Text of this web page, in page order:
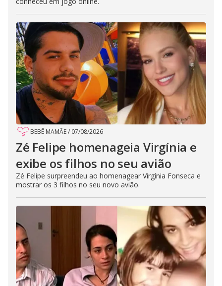
BEBÊ MAMÃE/ 07/08/2026
Zé Felipe homenageia Virgínia e
exibe os filhos no seu avião
Zé Felipe surpreendeu ao homenagear Virgínia Fonseca e
mostrar os 3 filhos no seu novo avião.